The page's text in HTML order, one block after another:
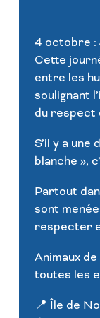
4 octobre :
Cette
entre les
soulignant
du respect
S’il y a une
blanche »,
Partout
sont
respecter
Animaux
toutes les
📍 Île de